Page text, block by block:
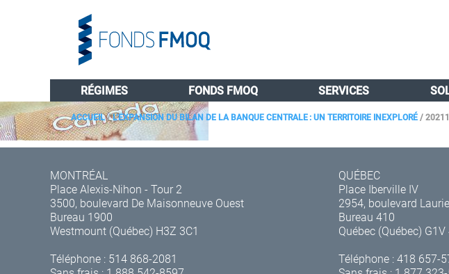
RÉGIMES FONDS FMOQ SERVICES
ACCUEIL/L’EXPANSION DU BILAN DE LA BANQUE CENTRALE : UN TERRITOIRE INEXPLORÉ/
MONTRÉAL
Place Alexis-Nihon - Tour 2
3500, boulevard De Maisonneuve Ouest
Bureau 1900
Westmount (Québec) H3Z 3C1
Téléphone : 514 868-2081
QUÉBEC
Place Iberville IV
2954, boulevard
Bureau 410
Québec (Québec) G1V
Téléphone :418 657-